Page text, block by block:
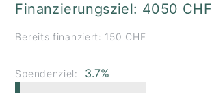
Finanzierungsziel: 4050 CHF
Bereits finanziert: 150 CHF
Spendenziel: 3.7%